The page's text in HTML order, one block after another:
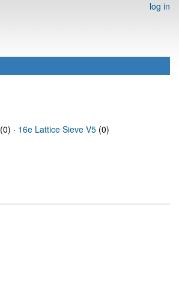
log in
(0) · 16e Lattice Sieve V5 (0)